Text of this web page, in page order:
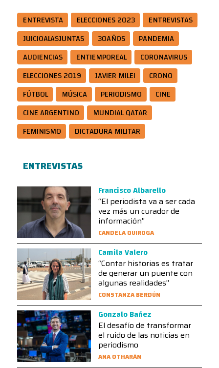
ENTREVISTA ELECCIONES 2023
ENTREVISTAS
JUICIOALASJUNTAS
30AÑOS
PANDEMIA
AUDIENCIAS
ENTIEMPOREAL
CORONAVIRUS
ELECCIONES 2019
JAVIER MILEI
CRONO
FÚTBOL
MÚSICA PERIODISMO
CINE
CINE ARGENTINO
MUNDIAL QATAR
FEMINISMO
DICTADURA MILITAR
ENTREVISTAS
Francisco Albarello
“El periodista va a ser cada
vez más un curador de
información”
CANDELA QUIROGA
Camila Valero
“Contar historias es tratar
de generar un puente con
algunas realidades”
CONSTANZA BERDÚN
Gonzalo Bañez
El desafío de transformar
el ruido de las noticias en
periodismo
ANA OTHARÁN